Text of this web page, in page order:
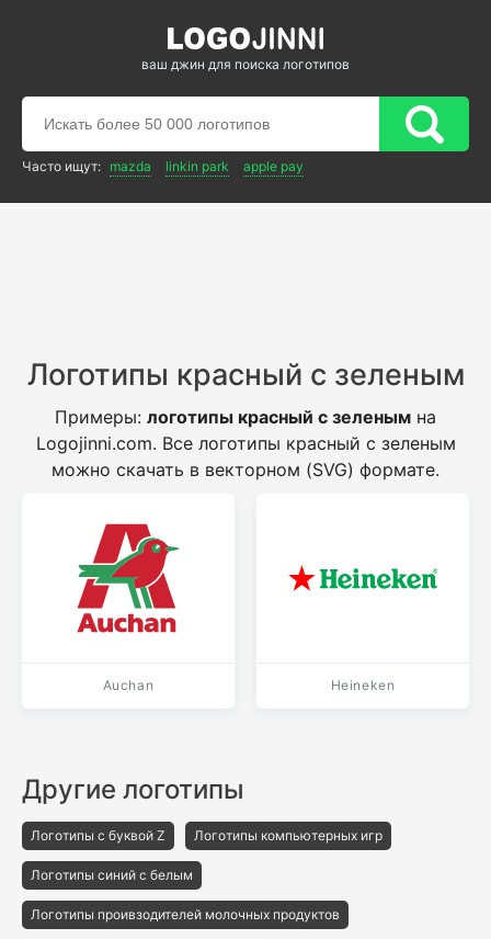
ваш джин для поиска логотипов
Часто ищут: mazda linkin park apple pay
Логотипы красный с зеленым
Примеры: логотипы красный с зеленым на
Logojinni.com. Все логотипы красный с зеленым
можно скачать в векторном (SVG) формате.
Auchan Heineken
Другие логотипы
Логотипы с буквой Z Логотипы компьютерных игр
Логотипы синий с белым
Логотипы проивзодителей молочных продуктов